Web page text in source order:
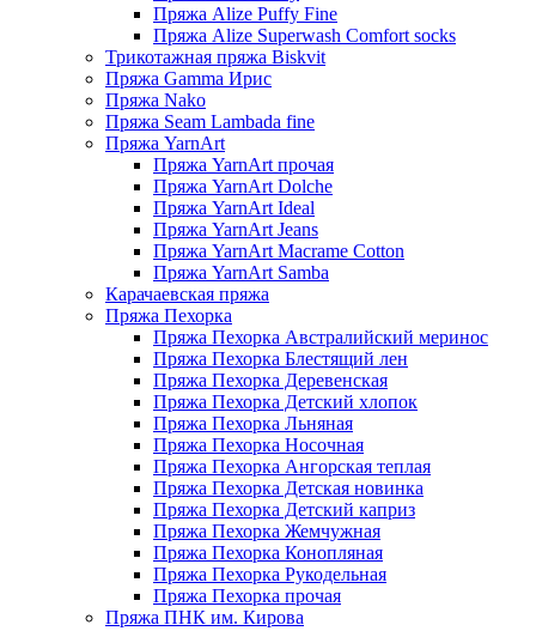
Пряжа Alize Puffy Fine
Пряжа Alize Superwash Comfort socks
Трикотажная пряжа Biskvit
Пряжа Gamma Ирис
Пряжа Nako
Пряжа Seam Lambada fine
Пряжа YarnArt
Пряжа YarnArt прочая
Пряжа YarnArt Dolche
Пряжа YarnArt Ideal
Пряжа YarnArt Jeans
Пряжа YarnArt Macrame Cotton
Пряжа YarnArt Samba
Карачаевская пряжа
Пряжа Пехорка
Пряжа Пехорка Австралийский меринос
Пряжа Пехорка Блестящий лен
Пряжа Пехорка Деревенская
Пряжа Пехорка Детский хлопок
Пряжа Пехорка Льняная
Пряжа Пехорка Носочная
Пряжа Пехорка Ангорская теплая
Пряжа Пехорка Детская новинка
Пряжа Пехорка Детский каприз
Пряжа Пехорка Жемчужная
Пряжа Пехорка Конопляная
Пряжа Пехорка Рукодельная
Пряжа Пехорка прочая
Пряжа ПНК им. Кирова